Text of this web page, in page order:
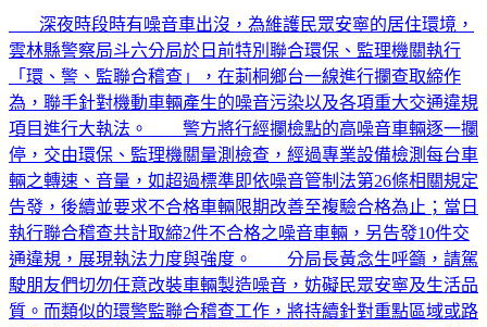
深夜時段時有噪音車出沒，為維護民眾安寧的居住環境，
雲林縣警察局斗六分局於日前特別聯合環保、監理機關執行
「環、警、監聯合稽查」，在莿桐鄉台一線進行攔查取締作
為，聯手針對機動車輛產生的噪音污染以及各項重大交通違規
項目進行大執法。 警方將行經攔檢點的高噪音車輛逐一攔
停，交由環保、監理機關量測檢查，經過專業設備檢測每台車
輛之轉速、音量，如超過標準即依噪音管制法第26條相關規定
告發，後續並要求不合格車輛限期改善至複驗合格為止；當日
執行聯合稽查共計取締2件不合格之噪音車輛，另告發10件交
通違規，展現執法力度與強度。 分局長黃念生呼籲，請駕
駛朋友們切勿任意改裝車輛製造噪音，妨礙民眾安寧及生活品
質。而類似的環警監聯合稽查工作，將持續針對重點區域或路